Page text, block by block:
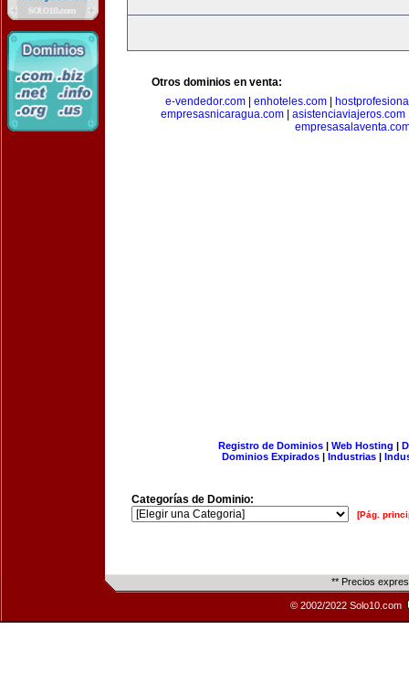
Otros dominios en venta:
e-vendedor.com| enhoteles.com|
empresasnicaragua.com| asistenciaviajeros.com
Registro de Dominios| Web Hosting |
Dominios Expirados | Industrias |
Categorías de Dominio:
[Pág.
** Precios
© 2002/2022 Solo10.com